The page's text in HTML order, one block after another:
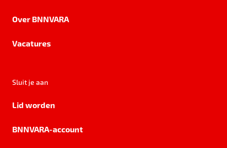
Over BNNVARA
Vacatures
Sluit je aan
Lid worden
BNNVARA-account